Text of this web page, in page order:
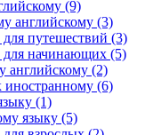
(9)
английскому (3)
путешествий (3)
для начинающих (5)
английскому (2)
иностранному (6)
(1)
языку (5)